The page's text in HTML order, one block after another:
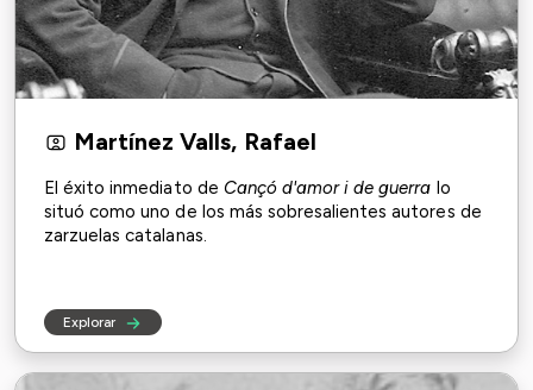
Martínez Valls, Rafael
El éxito inmediato de Cançó d'amor i de guerra lo
situó como uno de los más sobresalientes autores de
zarzuelas catalanas.
Explorar